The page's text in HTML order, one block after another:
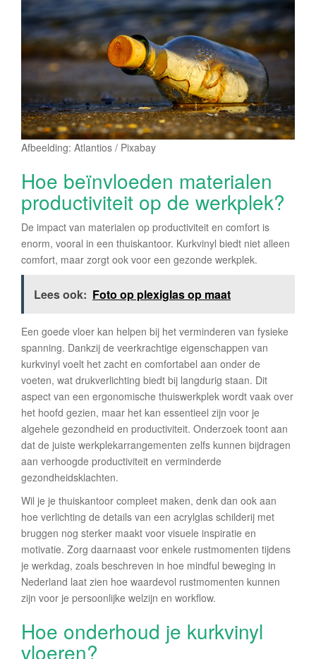
Afbeelding: Atlantios / Pixabay
Hoe beïnvloeden materialen
productiviteit op de werkplek?
De impact van materialen op productiviteit en comfort is
enorm, vooral in een thuiskantoor. Kurkvinyl biedt niet alleen
comfort, maar zorgt ook voor een gezonde werkplek.
Lees ook: Foto op plexiglas op maat
Een goede vloer kan helpen bij het verminderen van fysieke
spanning. Dankzij de veerkrachtige eigenschappen van
kurkvinyl voelt het zacht en comfortabel aan onder de
voeten, wat drukverlichting biedt bij langdurig staan. Dit
aspect van een ergonomische thuiswerkplek wordt vaak over
het hoofd gezien, maar het kan essentieel zijn voor je
algehele gezondheid en productiviteit. Onderzoek toont aan
dat de juiste werkplekarrangementen zelfs kunnen bijdragen
aan verhoogde productiviteit en verminderde
gezondheidsklachten.
Wil je je thuiskantoor compleet maken, denk dan ook aan
hoe verlichting de details van een acrylglas schilderij met
bruggen nog sterker maakt voor visuele inspiratie en
motivatie. Zorg daarnaast voor enkele rustmomenten tijdens
je werkdag, zoals beschreven in hoe mindful beweging in
Nederland laat zien hoe waardevol rustmomenten kunnen
zijn voor je persoonlijke welzijn en workflow.
Hoe onderhoud je kurkvinyl
vloeren?